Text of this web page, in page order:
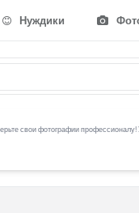
Нуждики
свои фотографии профессионалу!